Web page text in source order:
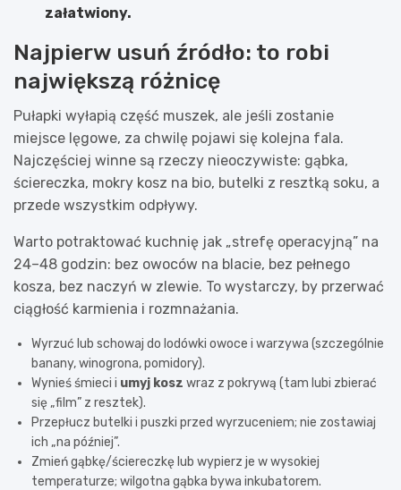
załatwiony.
Najpierw usuń źródło: to robi
największą różnicę
Pułapki wyłapią część muszek, ale jeśli zostanie
miejsce lęgowe, za chwilę pojawi się kolejna fala.
Najczęściej winne są rzeczy nieoczywiste: gąbka,
ściereczka, mokry kosz na bio, butelki z resztką soku, a
przede wszystkim odpływy.
Warto potraktować kuchnię jak „strefę operacyjną” na
24–48 godzin: bez owoców na blacie, bez pełnego
kosza, bez naczyń w zlewie. To wystarczy, by przerwać
ciągłość karmienia i rozmnażania.
Wyrzuć lub schowaj do lodówki owoce i warzywa (szczególnie
banany, winogrona, pomidory).
Wynieś śmieci i umyj kosz wraz z pokrywą (tam lubi zbierać
się „film” z resztek).
Przepłucz butelki i puszki przed wyrzuceniem; nie zostawiaj
ich „na później”.
Zmień gąbkę/ściereczkę lub wypierz je w wysokiej
temperaturze; wilgotna gąbka bywa inkubatorem.